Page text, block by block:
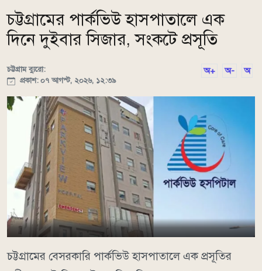
চট্টগ্রামের পার্কভিউ হাসপাতালে এক
দিনে দুইবার সিজার, সংকটে প্রসূতি
চট্টগ্রাম ব্যুরো:
প্রকাশ: ০৭ আগস্ট, ২০২৬, ১২:৩৯
অ+ অ- অ
চট্টগ্রামের বেসরকারি পার্কভিউ হাসপাতালে এক প্রসূতির